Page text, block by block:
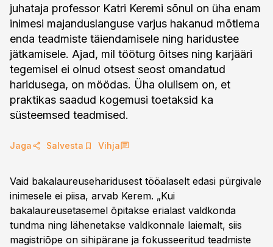
juhataja professor Katri Keremi sõnul on üha enam
inimesi majanduslanguse varjus hakanud mõtlema
enda teadmiste täiendamisele ning haridustee
jätkamisele. Ajad, mil tööturg õitses ning karjääri
tegemisel ei olnud otsest seost omandatud
haridusega, on möödas. Üha olulisem on, et
praktikas saadud kogemusi toetaksid ka
süsteemsed teadmised.
Jaga Salvesta Vihja
Vaid bakalaureuseharidusest tööalaselt edasi pürgivale
inimesele ei piisa, arvab Kerem. „Kui
bakalaureusetasemel õpitakse erialast valdkonda
tundma ning lähenetakse valdkonnale laiemalt, siis
magistriõpe on sihipärane ja fokusseeritud teadmiste